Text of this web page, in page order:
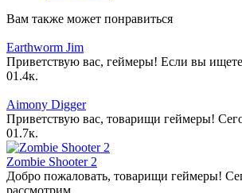
Вам также может понравиться
Earthworm Jim
Приветствую вас, геймеры! Если вы
01.4к.
Aimony Digger
Приветствую вас, товарищи геймеры!
01.7к.
Zombie Shooter 2
Добро пожаловать, товарищи геймеры!